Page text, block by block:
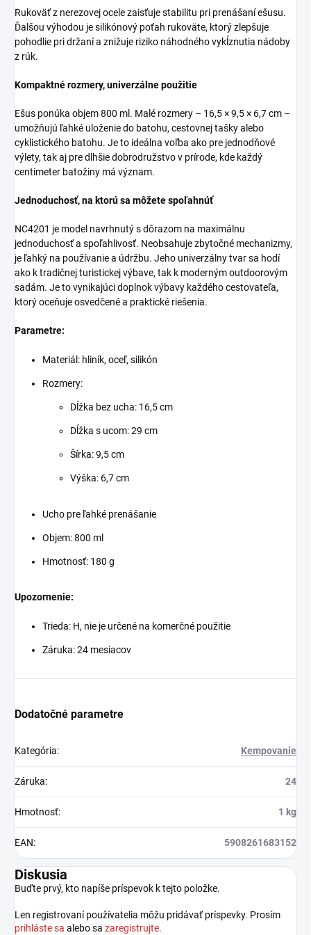
Rukoväť z nerezovej ocele zaisťuje stabilitu pri prenášaní ešusu.
Ďalšou výhodou je silikónový poťah rukoväte, ktorý zlepšuje
pohodlie pri držaní a znižuje riziko náhodného vykĺznutia nádoby
z rúk.
Kompaktné rozmery, univerzálne použitie
Ešus ponúka objem 800 ml. Malé rozmery – 16,5 × 9,5 × 6,7 cm –
umožňujú ľahké uloženie do batohu, cestovnej tašky alebo
cyklistického batohu. Je to ideálna voľba ako pre jednodňové
výlety, tak aj pre dlhšie dobrodružstvo v prírode, kde každý
centimeter batožiny má význam.
Jednoduchosť, na ktorú sa môžete spoľahnúť
NC4201 je model navrhnutý s dôrazom na maximálnu
jednoduchosť a spoľahlivosť. Neobsahuje zbytočné mechanizmy,
je ľahký na používanie a údržbu. Jeho univerzálny tvar sa hodí
ako k tradičnej turistickej výbave, tak k moderným outdoorovým
sadám. Je to vynikajúci doplnok výbavy každého cestovateľa,
ktorý oceňuje osvedčené a praktické riešenia.
Parametre:
Materiál: hliník, oceľ, silikón
Rozmery:
Dĺžka bez ucha: 16,5 cm
Dĺžka s ucom: 29 cm
Šírka: 9,5 cm
Výška: 6,7 cm
Ucho pre ľahké prenášanie
Objem: 800 ml
Hmotnosť: 180 g
Upozornenie:
Trieda: H, nie je určené na komerčné použitie
Záruka: 24 mesiacov
Dodatočné parametre
Kategória: Kempovanie
Záruka: 24
Hmotnosť: 1 kg
EAN: 5908261683152
Diskusia
Buďte prvý, kto napíše príspevok k tejto položke.
Len registrovaní používatelia môžu pridávať príspevky. Prosím
prihláste sa alebo sa zaregistrujte.